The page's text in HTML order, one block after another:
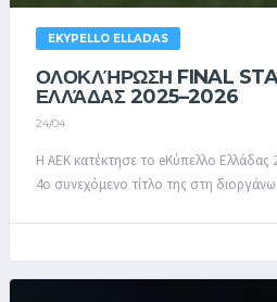
EKYPELLO ELLADAS
ΟΛΟΚΛΉΡΩΣΗ FINAL
ΕΛΛΆΔΑΣ 2025–2026
24/04
Η ΑΕΚ κατέκτησε το eΚύπελλο Ελλάδας
4ο συνεχόμενο τίτλο της στη